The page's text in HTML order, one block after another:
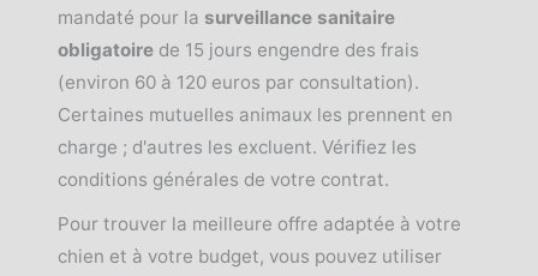
mandaté pour la surveillance sanitaire
obligatoire de 15 jours engendre des frais
(environ 60 à 120 euros par consultation).
Certaines mutuelles animaux les prennent en
charge ; d'autres les excluent. Vérifiez les
conditions générales de votre contrat.
Pour trouver la meilleure offre adaptée à votre
chien et à votre budget, vous pouvez utiliser